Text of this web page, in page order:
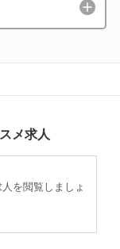
メ求人
を閲覧しましょ